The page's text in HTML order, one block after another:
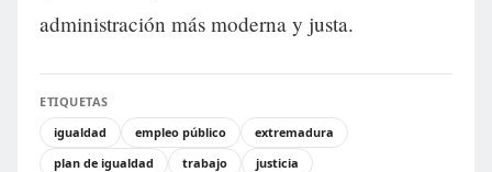
administración más moderna y justa.
ETIQUETAS
igualdad
empleo público
extremadura
plan de igualdad
trabajo justicia